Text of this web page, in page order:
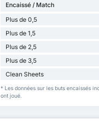
Encaissé / Match
Plus de 0,5
Plus de 1,5
Plus de 2,5
Plus de 3,5
Clean Sheets
* Les données sur les buts encaissés
ont joué.